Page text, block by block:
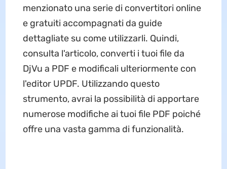
menzionato una serie di convertitori online
e gratuiti accompagnati da guide
dettagliate su come utilizzarli. Quindi,
consulta l'articolo, converti i tuoi file da
DjVu a PDF e modificali ulteriormente con
l'editor UPDF. Utilizzando questo
strumento, avrai la possibilità di apportare
numerose modifiche ai tuoi file PDF poiché
offre una vasta gamma di funzionalità.